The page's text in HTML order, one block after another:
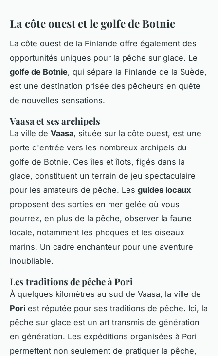
La côte ouest et le golfe de Botnie
La côte ouest de la Finlande offre également des
opportunités uniques pour la pêche sur glace. Le
golfe de Botnie, qui sépare la Finlande de la Suède,
est une destination prisée des pêcheurs en quête
de nouvelles sensations.
Vaasa et ses archipels
La ville de Vaasa, située sur la côte ouest, est une
porte d'entrée vers les nombreux archipels du
golfe de Botnie. Ces îles et îlots, figés dans la
glace, constituent un terrain de jeu spectaculaire
pour les amateurs de pêche. Les guides locaux
proposent des sorties en mer gelée où vous
pourrez, en plus de la pêche, observer la faune
locale, notamment les phoques et les oiseaux
marins. Un cadre enchanteur pour une aventure
inoubliable.
Les traditions de pêche à Pori
À quelques kilomètres au sud de Vaasa, la ville de
Pori est réputée pour ses traditions de pêche. Ici, la
pêche sur glace est un art transmis de génération
en génération. Les expéditions organisées à Pori
permettent non seulement de pratiquer la pêche,